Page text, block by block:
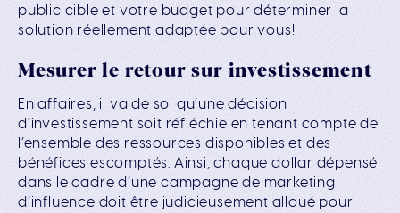
public cible et votre budget pour déterminer la
solution réellement adaptée pour vous!
Mesurer le retour sur investissement
En affaires, il va de soi qu’une décision
d’investissement soit réfléchie en tenant compte de
l’ensemble des ressources disponibles et des
bénéfices escomptés. Ainsi, chaque dollar dépensé
dans le cadre d’une campagne de marketing
d’influence doit être judicieusement alloué pour